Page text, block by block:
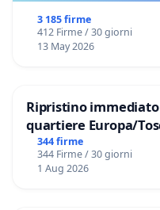
3 185 firme
412 Firme / 30 giorni
13 May 2026
Ripristino immediato
quartiere Europa/
344 firme
344 Firme / 30 giorni
1 Aug 2026